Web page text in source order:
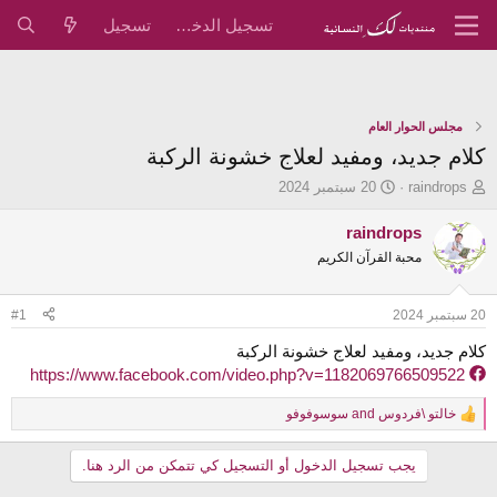
تسجيل الدخول تسجيل
مجلس الحوار العام
كلام جديد، ومفيد لعلاج خشونة الركبة
ب
د
ئ
ا
و
و
ع
raindrops
ت
ر
خ
ب
د
ء
20 سبتمبر 2024
raindrops
محبة القرآن الكريم
20 سبتمبر 2024 #1
كلام جديد، ومفيد لعلاج خشونة الركبة
R
e
خالتو \فردوس سوسوفوفو
يجب تسجيل الدخول أو التسجيل كي تتمكن من الرد هنا.